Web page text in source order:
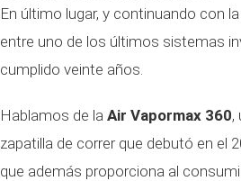
En último lugar, y continuando con
entre uno de los últimos sistemas
cumplido veinte años.
Hablamos de la Air Vapormax 360,
zapatilla de correr que debutó en el
que además proporciona al